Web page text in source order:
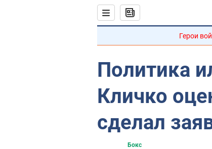
Герои
Политика
Кличко
сделал
Бокс